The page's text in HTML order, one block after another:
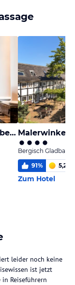
Althoff Grandhotel Schloss Bensberg Malerwinkel
Bergisch
91% 5,2
Zum Hotel
leider noch keine
ist jetzt
Reiseführern